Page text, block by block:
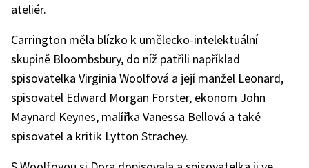
ateliér.
Carrington měla blízko k umělecko-intelektuální
skupině Bloombsbury, do níž patřili například
spisovatelka Virginia Woolfová a její manžel Leonard,
spisovatel Edward Morgan Forster, ekonom John
Maynard Keynes, malířka Vanessa Bellová a také
spisovatel a kritik Lytton Strachey.